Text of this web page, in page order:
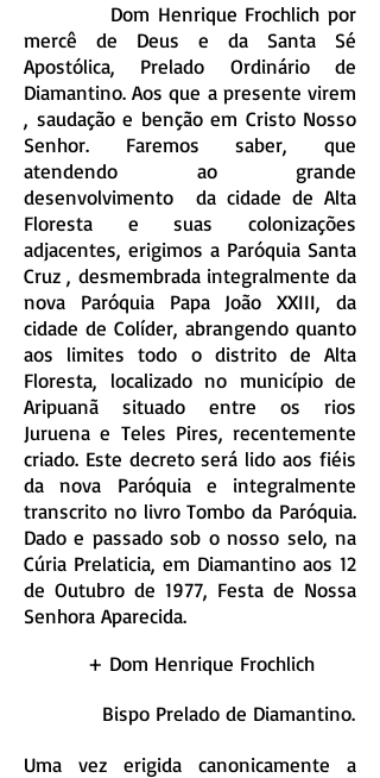
Dom Henrique Frochlich por
mercê de Deus e da Santa Sé
Apostólica, Prelado Ordinário de
Diamantino. Aos que a presente virem
, saudação e benção em Cristo Nosso
Senhor. Faremos saber, que
atendendo ao grande
desenvolvimento da cidade de Alta
Floresta e suas colonizações
adjacentes, erigimos a Paróquia Santa
Cruz , desmembrada integralmente da
nova Paróquia Papa João XXIII, da
cidade de Colíder, abrangendo quanto
aos limites todo o distrito de Alta
Floresta, localizado no município de
Aripuanã situado entre os rios
Juruena e Teles Pires, recentemente
criado. Este decreto será lido aos fiéis
da nova Paróquia e integralmente
transcrito no livro Tombo da Paróquia.
Dado e passado sob o nosso selo, na
Cúria Prelaticia, em Diamantino aos 12
de Outubro de 1977, Festa de Nossa
Senhora Aparecida.
+ Dom Henrique Frochlich
Bispo Prelado de Diamantino.
Uma vez erigida canonicamente a